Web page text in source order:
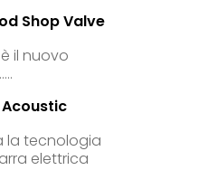
Shop Valve
il nuovo
Acoustic
la tecnologia
elettrica